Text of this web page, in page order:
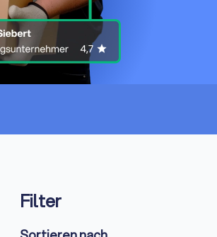
Filter